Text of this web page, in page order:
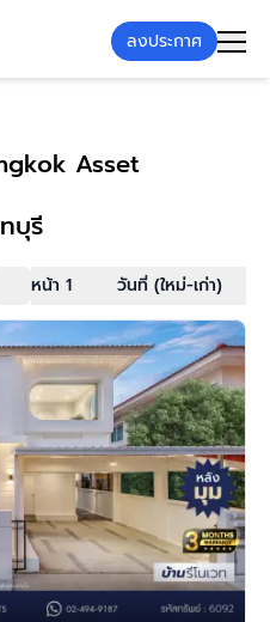
ลงประกาศ
Asset
บุรี
หน้า 1 วันที่ (ใหม่-เก่า)